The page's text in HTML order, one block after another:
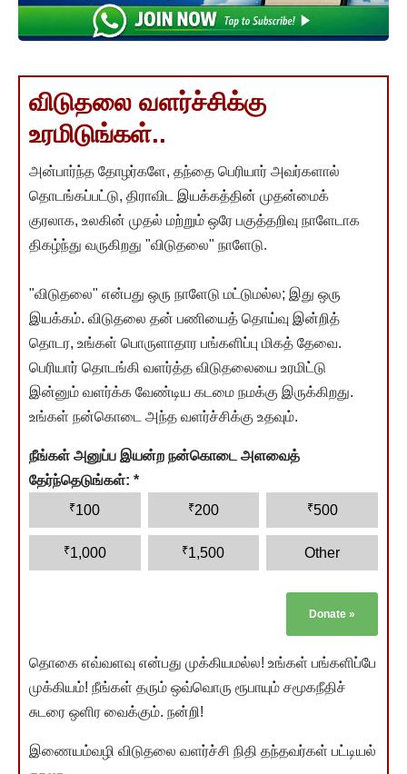
விடுதலை வளர்ச்சிக்கு
உரமிடுங்கள்..
அன்பார்ந்த தோழர்களே, தந்தை பெரியார் அவர்களால்
தொடங்கப்பட்டு, திராவிட இயக்கத்தின் முதன்மைக்
குரலாக, உலகின் முதல் மற்றும் ஒரே பகுத்தறிவு நாளேடாக
திகழ்ந்து வருகிறது "விடுதலை" நாளேடு.
"விடுதலை" என்பது ஒரு நாளேடு மட்டுமல்ல; இது ஒரு
இயக்கம். விடுதலை தன் பணியைத் தொய்வு இன்றித்
தொடர, உங்கள் பொருளாதார பங்களிப்பு மிகத் தேவை.
பெரியார் தொடங்கி வளர்த்த விடுதலையை உரமிட்டு
இன்னும் வளர்க்க வேண்டிய கடமை நமக்கு இருக்கிறது.
உங்கள் நன்கொடை அந்த வளர்ச்சிக்கு உதவும்.
நீங்கள் அனுப்ப இயன்ற நன்கொடை அளவைத்
தேர்ந்தெடுங்கள்: *
₹100 ₹200 ₹500
₹1,000 ₹1,500 Other
Donate »
தொகை எவ்வளவு என்பது முக்கியமல்ல! உங்கள் பங்களிப்பே
முக்கியம்! நீங்கள் தரும் ஒவ்வொரு ரூபாயும் சமூகநீதிச்
சுடரை ஒளிர வைக்கும். நன்றி!
இணையம்வழி விடுதலை வளர்ச்சி நிதி தந்தவர்கள் பட்டியல்